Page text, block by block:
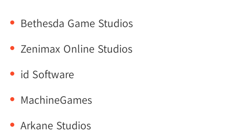
Bethesda Game Studios
Zenimax Online Studios
id Software
MachineGames
Arkane Studios